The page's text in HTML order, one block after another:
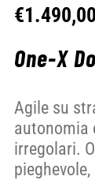
€1.490,00
One-X
Agile su
autonomia
irregolari.